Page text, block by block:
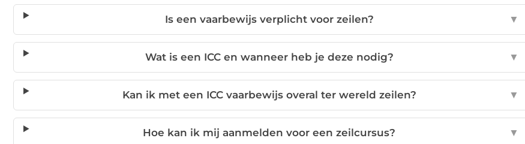
Is een vaarbewijs verplicht voor zeilen? ▼
Wat is een ICC en wanneer heb je deze nodig? ▼
Kan ik met een ICC vaarbewijs overal ter wereld zeilen? ▼
Hoe kan ik mij aanmelden voor een zeilcursus? ▼